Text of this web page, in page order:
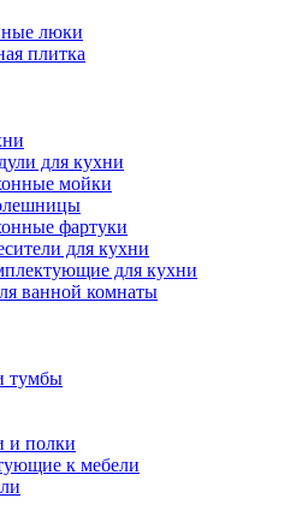
люки
плитка
для кухни
мойки
фартуки
для кухни
для кухни
ванной комнаты
тумбы
и полки
к мебели